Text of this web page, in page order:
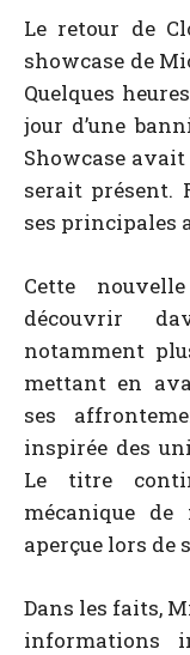
Le retour de
showcase de
Quelques
jour d’une
Showcase
serait présent.
ses principales
Cette
découvrir
notamment
mettant en
ses
inspirée des
Le titre
mécanique de
aperçue lors de
Dans les faits,
informations